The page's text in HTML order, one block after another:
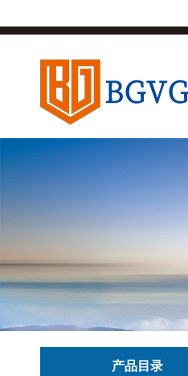
产品目录